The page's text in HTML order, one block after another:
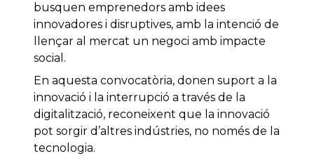
busquen emprenedors amb idees
innovadores i disruptives, amb la intenció de
llençar al mercat un negoci amb impacte
social.
En aquesta convocatòria, donen suport a la
innovació i la interrupció a través de la
digitalització, reconeixent que la innovació
pot sorgir d’altres indústries, no només de la
tecnologia.